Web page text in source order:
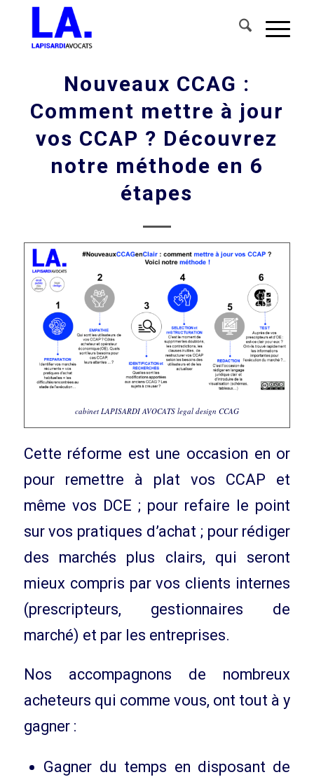
Nouveaux CCAG :
Comment mettre à jour
vos CCAP ? Découvrez
notre méthode en 6
étapes
cabinet LAPISARDI AVOCATS legal design CCAG
Cette réforme est une occasion en or
pour remettre à plat vos CCAP et
même vos DCE ; pour refaire le point
sur vos pratiques d’achat ; pour rédiger
des marchés plus clairs, qui seront
mieux compris par vos clients internes
(prescripteurs, gestionnaires de
marché) et par les entreprises.
Nos accompagnons de nombreux
acheteurs qui comme vous, ont tout à y
gagner :
Gagner du temps en disposant de